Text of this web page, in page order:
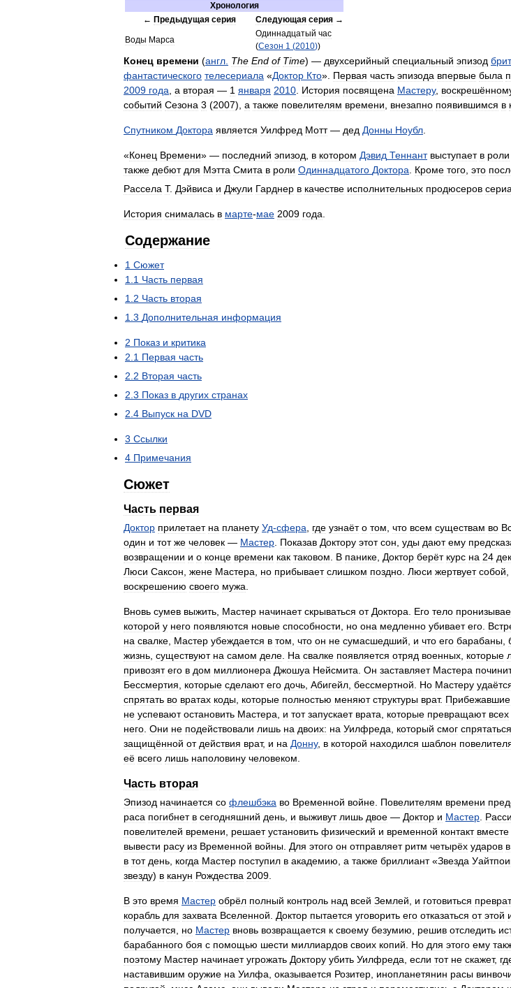
Хронология
← Предыдущая серия Следующая серия →
Воды Марса
Одиннадцатый час
(Сезон 1 (2010))
Конец времени (англ The End of Time) — двухсерийный специальный эпизод
фантастического телесериала «Доктор Кто». Первая часть эпизода впервые была
2009 года а вторая — 1 января 2010 История посвящена Мастеру,
событий Сезона 3 (2007), а также повелителям времени внезапно появившимся в
Спутником Доктора является Уилфред Мотт— дед Донны Ноубл
«Конец Времени» — последний эпизод в котором Дэвид Теннант выступает в роли
также дебют для Мэтта Смита в роли Одиннадцатого Доктора Кроме того это
Рассела Т. Дэйвиса и Джули Гарднер в качестве исполнительных продюсеров
История снималась в марте-мае 2009 года
Содержание
1 Сюжет
1 1 Часть первая
1 2 Часть вторая
1 3 Дополнительная информация
2 Показ и критика
2 1 Первая часть
2 2 Вторая часть
2 3 Показ в других странах
2 4 Выпуск на DVD
3 Ссылки
4 Примечания
Сюжет
Часть первая
Доктор прилетает на планету Уд-сфера где узнаёт о том что всем существам во
один и тот же человек — Мастер Показав Доктору этот сон уды дают ему
возвращении и о конце времени как таковом В панике Доктор берёт курс на 24
Люси Саксон жене Мастера но прибывает слишком поздно Люси жертвует собой
воскрешению своего мужа
Вновь сумев выжить Мастер начинает скрываться от Доктора Его тело
которой у него появляются новые способности но она медленно убивает его
на свалке Мастер убеждается в том что он не сумасшедший и что его барабаны
жизнь существуют на самом деле На свалке появляется отряд военных которые
привозят его в дом миллионера Джошуа Нейсмита Он заставляет Мастера
Бессмертия
которые сделают его дочь Абигейл бессмертной Но Мастеру
спрятать во вратах коды которые полностью меняют структуры врат. Прибежавшие
не успевают остановить Мастера и тот запускает врата которые превращают всех
него Они не подействовали лишь на двоих: на Уилфреда который смог спрятаться
защищённой от действия врат, и на Донну, в которой находился шаблон
её всего лишь наполовину человеком
Часть вторая
Эпизод начинается со флешбэка во Временной войне Повелителям времени
раса погибнет в сегодняшний день и выживут лишь двое — Доктор и Мастер
повелителей времени решает установить физический и временной контакт вместе
вывести расу из Временной войны Для этого он отправляет ритм четырёх ударов в
в тот день когда Мастер поступил в академию а также бриллиант«Звезда
звезду) в канун Рождества 2009
В это время Мастер обрёл полный контроль над всей Землей и готовиться
корабль для захвата Вселенной Доктор пытается уговорить его отказаться от этой
получается
но Мастер вновь возвращается к своему безумию решив отследить
барабанного боя с помощью шести миллиардов своих копий Но для этого ему
поэтому Мастер начинает угрожать Доктору убить Уилфреда если тот не скажет,
наставившим оружие на Уилфа оказывается Розитер инопланетянин расы